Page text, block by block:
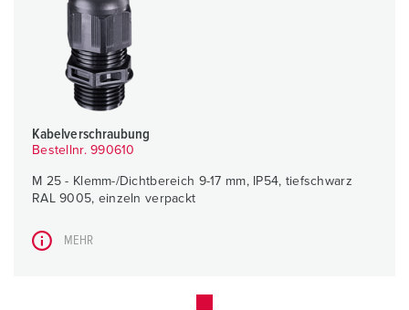
Kabelverschraubung
Bestellnr. 990610
M 25 - Klemm-/Dichtbereich 9-17 mm, IP54, tiefschwarz
RAL 9005, einzeln verpackt
MEHR